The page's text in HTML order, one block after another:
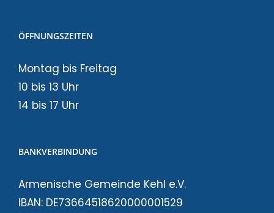
ÖFFNUNGSZEITEN
Montag bis Freitag
10 bis 13 Uhr
14 bis 17 Uhr
BANKVERBINDUNG
Armenische Gemeinde Kehl e.V.
IBAN: DE73664518620000001529